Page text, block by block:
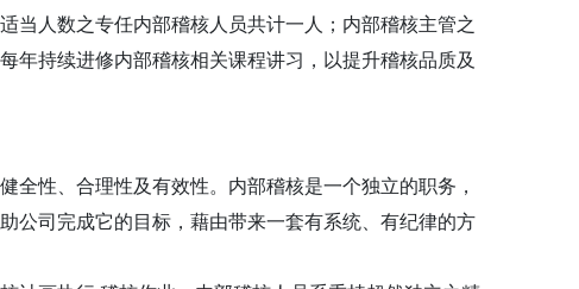
当人数之专任内部稽核人员共计一人；内部稽核主管之
年持续进修内部稽核相关课程讲习，以提升稽核品质及
全性、合理性及有效性。内部稽核是一个独立的职务，
公司完成它的目标，藉由带来一套有系统、有纪律的方